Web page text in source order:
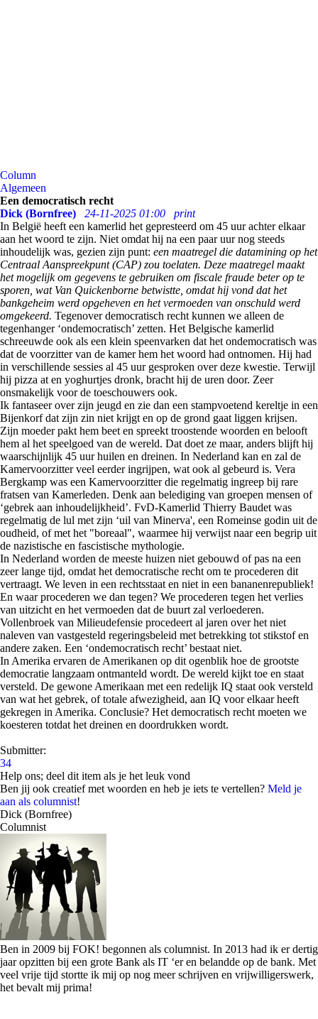
Column
Algemeen
Een democratisch recht
Dick (Bornfree)
24-11-2025 01:00
print
In België heeft een kamerlid het gepresteerd om 45 uur achter elkaar
aan het woord te zijn. Niet omdat hij na een paar uur nog steeds
inhoudelijk was, gezien zijn punt: een maatregel die datamining op het
Centraal Aanspreekpunt (CAP) zou toelaten. Deze maatregel maakt
het mogelijk om gegevens te gebruiken om fiscale fraude beter op te
sporen, wat Van Quickenborne betwistte, omdat hij vond dat het
bankgeheim werd opgeheven en het vermoeden van onschuld werd
omgekeerd. Tegenover democratisch recht kunnen we alleen de
tegenhanger ‘ondemocratisch’ zetten. Het Belgische kamerlid
schreeuwde ook als een klein speenvarken dat het ondemocratisch was
dat de voorzitter van de kamer hem het woord had ontnomen. Hij had
in verschillende sessies al 45 uur gesproken over deze kwestie. Terwijl
hij pizza at en yoghurtjes dronk, bracht hij de uren door. Zeer
onsmakelijk voor de toeschouwers ook.
Ik fantaseer over zijn jeugd en zie dan een stampvoetend kereltje in een
Bijenkorf dat zijn zin niet krijgt en op de grond gaat liggen krijsen.
Zijn moeder pakt hem beet en spreekt troostende woorden en belooft
hem al het speelgoed van de wereld. Dat doet ze maar, anders blijft hij
waarschijnlijk 45 uur huilen en dreinen. In Nederland kan en zal de
Kamervoorzitter veel eerder ingrijpen, wat ook al gebeurd is. Vera
Bergkamp was een Kamervoorzitter die regelmatig ingreep bij rare
fratsen van Kamerleden. Denk aan belediging van groepen mensen of
‘gebrek aan inhoudelijkheid’. FvD-Kamerlid Thierry Baudet was
regelmatig de lul met zijn ‘uil van Minerva', een Romeinse godin uit de
oudheid, of met het "boreaal", waarmee hij verwijst naar een begrip uit
de nazistische en fascistische mythologie.
In Nederland worden de meeste huizen niet gebouwd of pas na een
zeer lange tijd, omdat het democratische recht om te procederen dit
vertraagt. We leven in een rechtsstaat en niet in een bananenrepubliek!
En waar procederen we dan tegen? We procederen tegen het verlies
van uitzicht en het vermoeden dat de buurt zal verloederen.
Vollenbroek van Milieudefensie procedeert al jaren over het niet
naleven van vastgesteld regeringsbeleid met betrekking tot stikstof en
andere zaken. Een ‘ondemocratisch recht’ bestaat niet.
In Amerika ervaren de Amerikanen op dit ogenblik hoe de grootste
democratie langzaam ontmanteld wordt. De wereld kijkt toe en staat
versteld. De gewone Amerikaan met een redelijk IQ staat ook versteld
van wat het gebrek, of totale afwezigheid, aan IQ voor elkaar heeft
gekregen in Amerika. Conclusie? Het democratisch recht moeten we
koesteren totdat het dreinen en doordrukken wordt.
Submitter:
34
Help ons; deel dit item als je het leuk vond
Ben jij ook creatief met woorden en heb je iets te vertellen? Meld je
aan als columnist!
Dick (Bornfree)
Columnist
Ben in 2009 bij FOK! begonnen als columnist. In 2013 had ik er dertig
jaar opzitten bij een grote Bank als IT ‘er en belandde op de bank. Met
veel vrije tijd stortte ik mij op nog meer schrijven en vrijwilligerswerk,
het bevalt mij prima!